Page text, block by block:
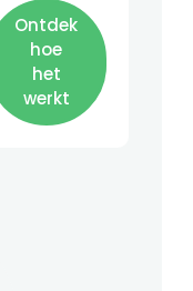
Ontdek
hoe
het
werkt